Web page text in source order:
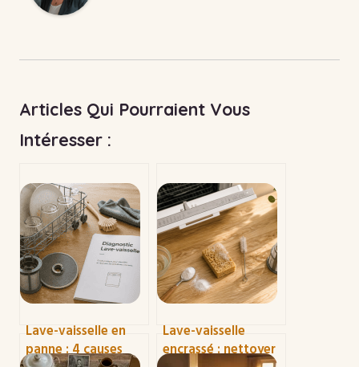
Articles Qui Pourraient Vous
Intéresser :
Lave-vaisselle en
panne : 4 causes
Lave-vaisselle
encrassé : nettoyer